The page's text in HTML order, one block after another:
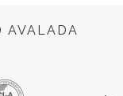
AVALADA